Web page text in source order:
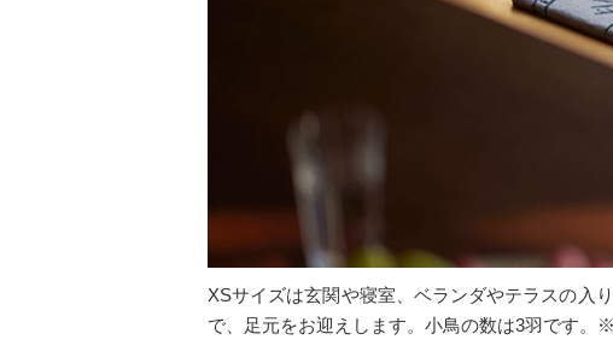
XSサイズは玄関や寝室、ベランダやテラスの入
で、足元をお迎えします。小鳥の数は3羽です。